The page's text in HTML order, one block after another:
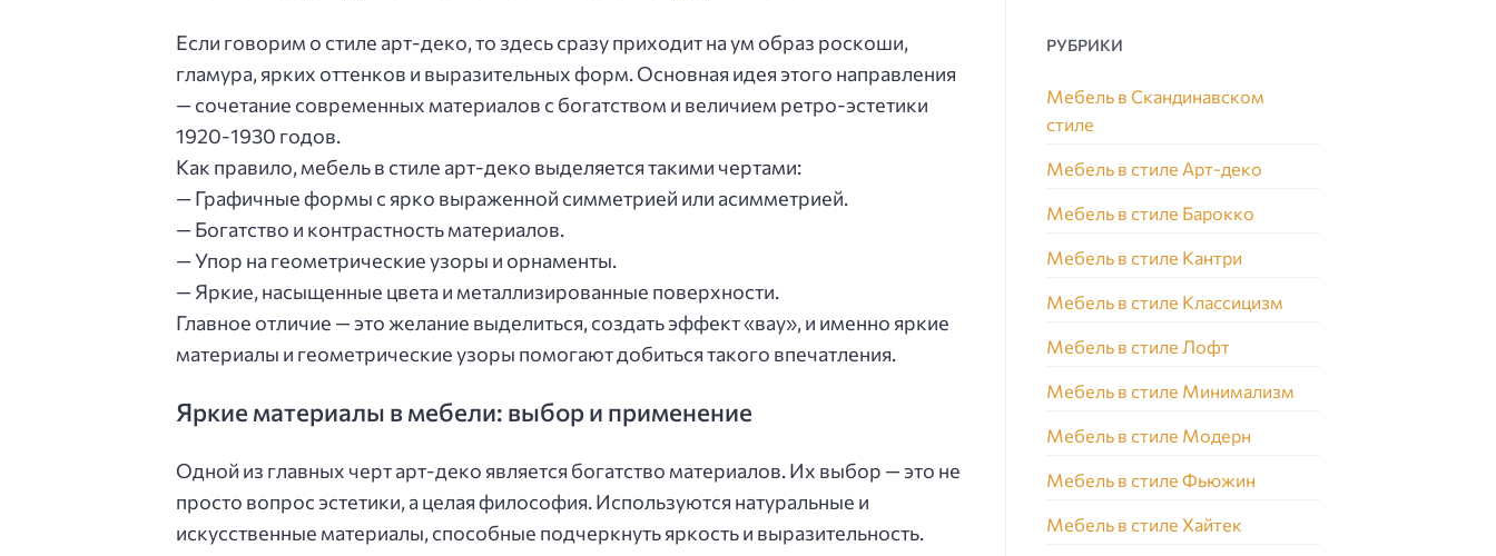
Если говорим о стиле арт-деко, то здесь сразу приходит на ум образ роскоши,
гламура, ярких оттенков и выразительных форм. Основная идея этого направления
— сочетание современных материалов с богатством и величием ретро-эстетики
1920-1930 годов.
Как правило, мебель в стиле арт-деко выделяется такими чертами:
— Графичные формы с ярко выраженной симметрией или асимметрией.
— Богатство и контрастность материалов.
— Упор на геометрические узоры и орнаменты.
— Яркие, насыщенные цвета и металлизированные поверхности.
Главное отличие — это желание выделиться, создать эффект «вау», и именно яркие
материалы и геометрические узоры помогают добиться такого впечатления.
Яркие материалы в мебели: выбор и применение
Одной из главных черт арт-деко является богатство материалов. Их выбор — это не
просто вопрос эстетики, а целая философия. Используются натуральные и
искусственные материалы, способные подчеркнуть яркость и выразительность.
РУБРИКИ
Мебель в Скандинавском
стиле
Мебель в стиле Арт-деко
Мебель в стиле Барокко
Мебель в стиле Кантри
Мебель в стиле Классицизм
Мебель в стиле Лофт
Мебель в стиле Минимализм
Мебель в стиле Модерн
Мебель в стиле Фьюжин
Мебель в стиле Хайтек